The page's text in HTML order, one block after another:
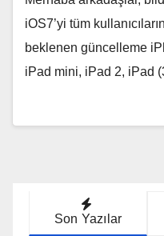
iOS7’yi tüm
beklenen güncelleme
iPad mini, iPad 2, iPad
Son Yazılar